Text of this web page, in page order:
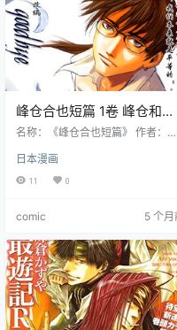
峰仓合也短篇 1卷 峰仓和也
漫画百度网盘下载
名称：《峰仓合也短篇》 作者：峰
语言：中文 状态：已完结 分辨率：
单页1129X1600像素左右 剧情简介
贩卖猖獗。政府设立 “葬迎员”，负
严。本书以同名中篇《蜂巢》为
主，讲述葬迎员在危机四伏的末世
中，与犯罪势力对抗、坚守使命的
故事。 主要角色 葬迎员：短篇集
心角色…
日本漫画
11 0
comic 5 个月